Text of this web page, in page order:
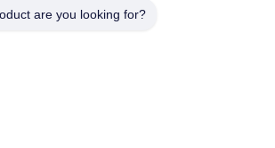
are you looking for?